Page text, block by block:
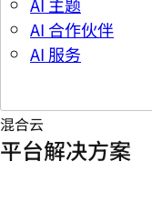
AI 合作伙伴
AI 服务
混合云
平台解决方案